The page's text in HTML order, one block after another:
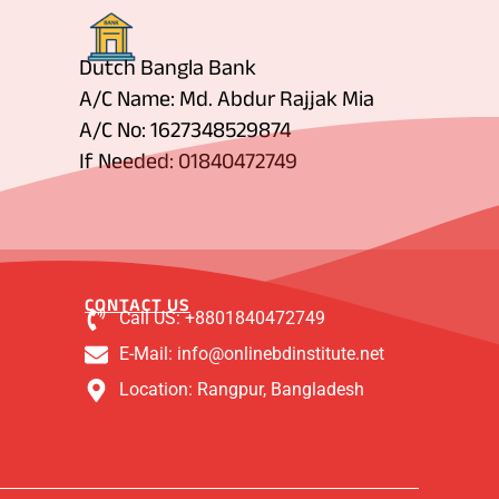
Dutch Bangla Bank
A/C Name: Md. Abdur Rajjak Mia
A/C No: 1627348529874
If Needed: 01840472749
CONTACT US
Call US: +8801840472749
E-Mail: info@onlinebdinstitute.net
Location: Rangpur, Bangladesh